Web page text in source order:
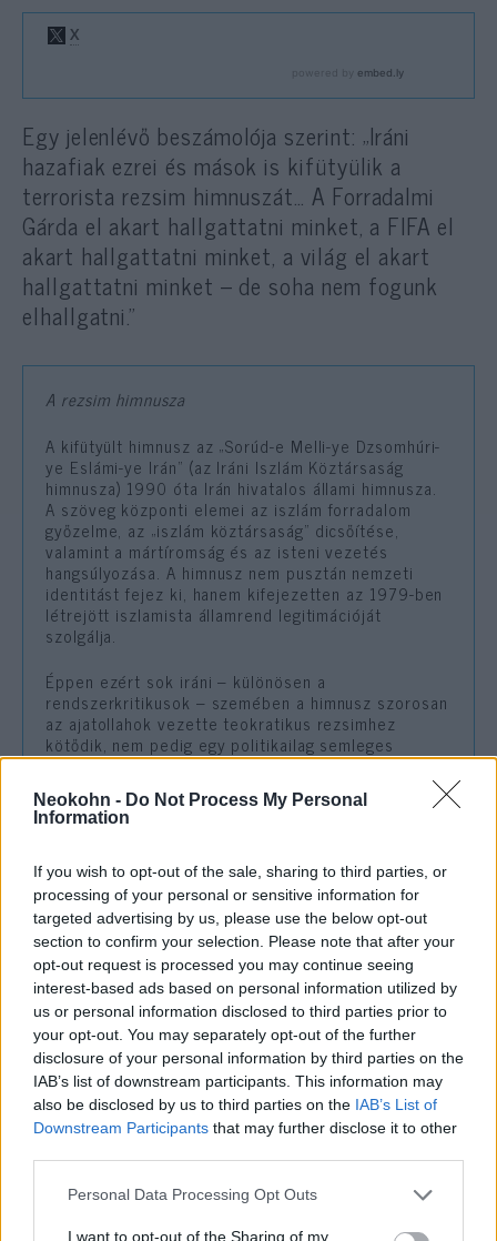
Neokohn - Do Not Process My Personal
Information
If you wish to opt-out of the sale, sharing to third parties, or
processing of your personal or sensitive information for
targeted advertising by us, please use the below opt-out
section to confirm your selection. Please note that after your
opt-out request is processed you may continue seeing
interest-based ads based on personal information utilized by
us or personal information disclosed to third parties prior to
your opt-out. You may separately opt-out of the further
disclosure of your personal information by third parties on the
IAB’s list of downstream participants. This information may
also be disclosed by us to third parties on the IAB’s List of
Downstream Participants that may further disclose it to other
Please note that this website/app uses one or more Google
not limited to your visit or usage behaviour. You may click to
Personal Data Processing Opt Outs
I want to opt-out of the Sharing of my
Egy jelenlévő beszámolója szerint: „Iráni
hazafiak ezrei és mások is kifütyülik a
terrorista rezsim himnuszát… A Forradalmi
Gárda el akart hallgattatni minket, a FIFA el
akart hallgattatni minket, a világ el akart
hallgattatni minket – de soha nem fogunk
elhallgatni.”
A rezsim himnusza
A kifütyült himnusz az „Sorúd-e Melli-ye Dzsomhúri-
ye Eslámi-ye Irán” (az Iráni Iszlám Köztársaság
himnusza) 1990 óta Irán hivatalos állami himnusza.
A szöveg központi elemei az iszlám forradalom
győzelme, az „iszlám köztársaság” dicsőítése,
valamint a mártíromság és az isteni vezetés
hangsúlyozása. A himnusz nem pusztán nemzeti
identitást fejez ki, hanem kifejezetten az 1979-ben
létrejött iszlamista államrend legitimációját
szolgálja.
Éppen ezért sok iráni – különösen a
rendszerkritikusok – szemében a himnusz szorosan
az ajatollahok vezette teokratikus rezsimhez
kötődik, nem pedig egy politikailag semleges
nemzeti szimbólum. Emiatt vált az elmúlt évek
tiltakozásainak egyik szimbolikus pontjává, amikor
sportolók vagy más közszereplőknem énekelték el
hivatalos eseményeken.
Bátor tiltakozás: Irán női focistái
megtagadták a rezsim himnuszának
éneklését
Régóta tartó politikai feszültségek
A jelenség hátterében a külföldön élő iráni
közösségek, különösen a Los Angeles-i
diaszpóra és a teheráni vezetés közötti